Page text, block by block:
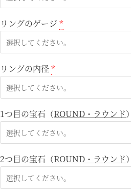
リングのゲージ *
リングの内径*
1つ目の宝石（ROUND・ラウンド）
2つ目の宝石（ROUND・ラウンド）